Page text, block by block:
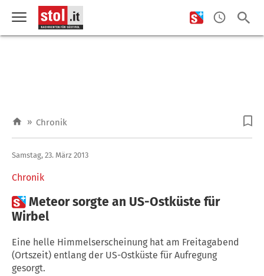
» Chronik
Chronik
Samstag, 23. März 2013
Meteor sorgte an US-Ostküste für
Wirbel
Eine helle Himmelserscheinung hat am Freitagabend
(Ortszeit) entlang der US-Ostküste für Aufregung
gesorgt.